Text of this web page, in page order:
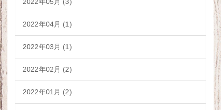
2022年04月 (1)
2022年03月 (1)
2022年02月 (2)
2022年01月 (2)